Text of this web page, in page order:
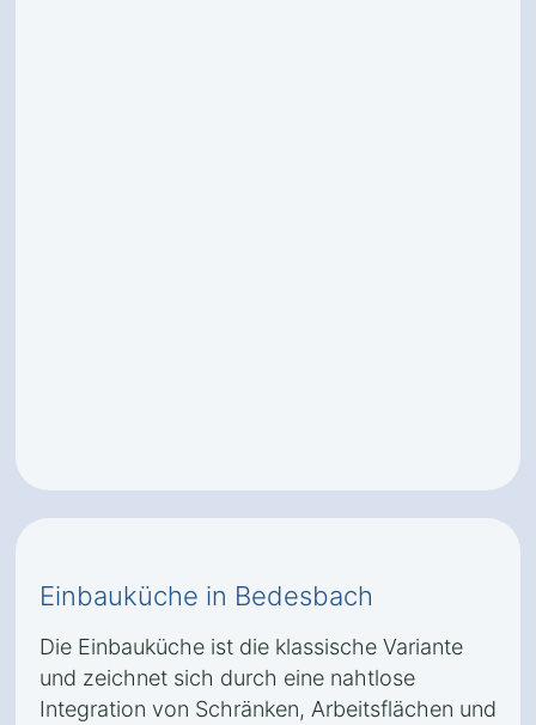
Einbauküche in Bedesbach
Die Einbauküche ist die klassische Variante
und zeichnet sich durch eine nahtlose
Integration von Schränken, Arbeitsflächen und